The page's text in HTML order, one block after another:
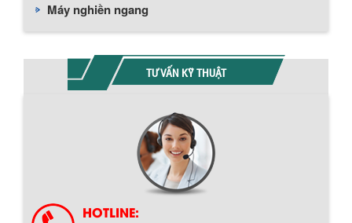
Máy nghiền ngang
TƯ VẤN KỸ THUẬT
HOTLINE: